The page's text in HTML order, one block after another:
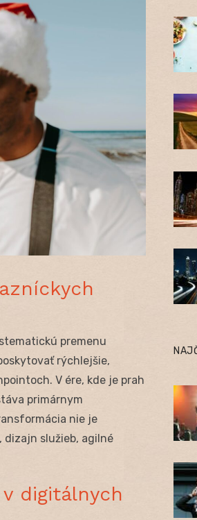
premenu
rýchlejšie,
V ére, kde je prah
primárnym
nie je
dizajn služieb, agilné
digitálnych